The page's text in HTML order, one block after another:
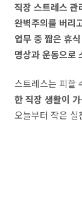
직장 스트레스 관
완벽주의를 버리
업무 중 짧은 휴
명상과 운동으로
스트레스는 피할
한 직장 생활이
오늘부터 작은 실